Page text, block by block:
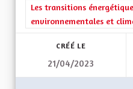
Filtrer les résultats de la
Les transitions
environnementales et
CRÉÉ LE
21/04/2023